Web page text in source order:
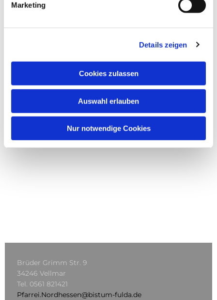
Marketing
Details zeigen
Cookies zulassen
Auswahl erlauben
Nur notwendige Cookies
Brüder Grimm Str. 9
34246 Vellmar
Tel. 0561 821421
Pfarrei.Nordhessen@bistum-fulda.de